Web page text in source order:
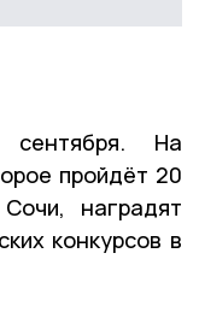
На
пройдёт 20
наградят
конкурсов в